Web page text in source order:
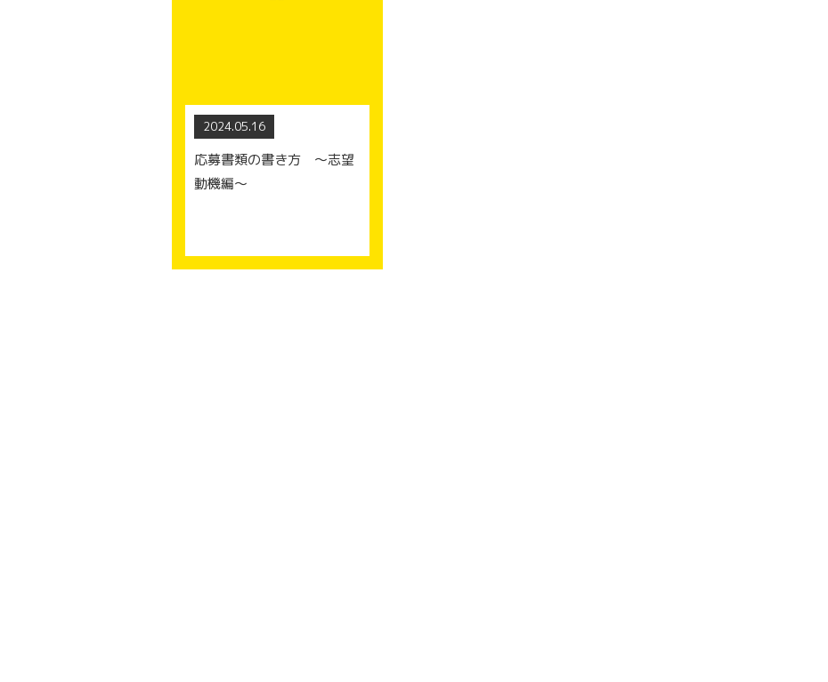
2024.05.16
応募書類の書き方 ～志望
動機編～